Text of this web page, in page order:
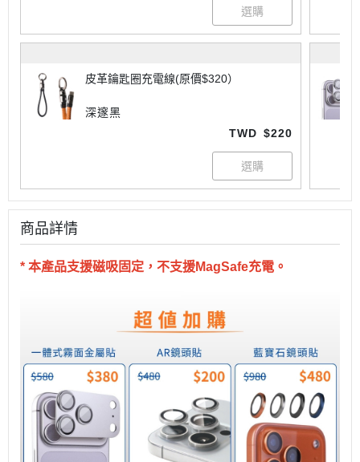
皮革鑰匙圈充電線(原價$320）
深邃黑
TWD $220
商品詳情
* 本產品支援磁吸固定，不支援MagSafe充電。